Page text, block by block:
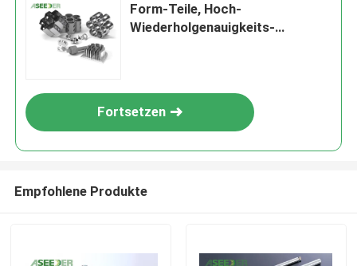
Form-Teile, Hoch-
Wiederholgenauigkeits-
Fortsetzen
Empfohlene Produkte